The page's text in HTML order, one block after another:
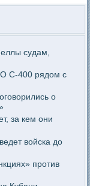
судам,
С-400 рядом с
о
за кем они
войска до
против